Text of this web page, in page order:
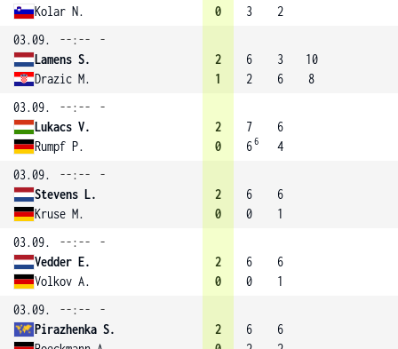
Kolar N.
0
3
2
03.09.
--:--
-
Lamens S.
Drazic M.
2
1
6
2
3
6
10
8
03.09.
--:--
-
Lukacs V.
Rumpf P.
2
0
7
66
6
4
03.09.
--:--
-
Stevens L.
Kruse M.
2
0
6
0
6
1
03.09.
--:--
-
Vedder E.
Volkov A.
2
0
6
0
6
1
03.09.
--:--
-
Pirazhenka S.
2
6
6